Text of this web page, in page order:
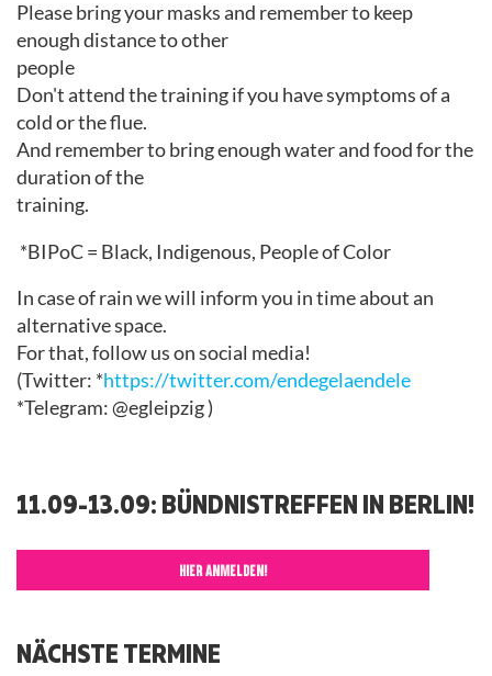
Please bring your masks and remember to keep
enough distance to other
people
Don't attend the training if you have symptoms of a
cold or the flue.
And remember to bring enough water and food for the
duration of the
training.
*BIPoC = Black, Indigenous, People of Color
In case of rain we will inform you in time about an
alternative space.
For that, follow us on social media!
(Twitter: *https://twitter.com/endegelaendele
*Telegram: @egleipzig )
11.09-13.09: BÜNDNISTREFFEN IN BERLIN!
HIER ANMELDEN!
NÄCHSTE TERMINE